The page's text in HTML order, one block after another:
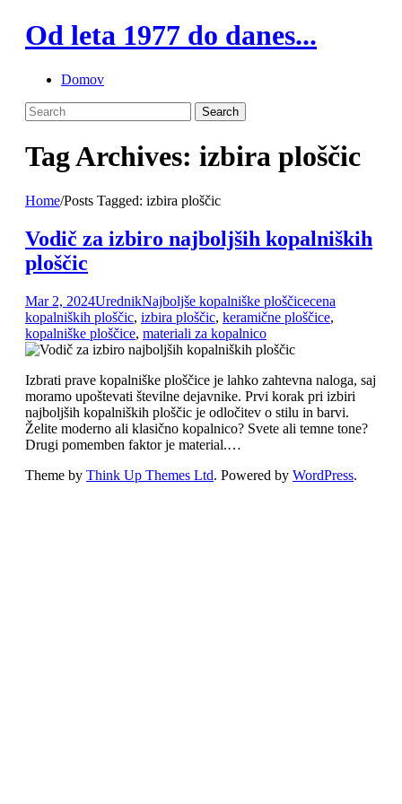
Skip
to
Od leta 1977 do danes...
Domov
Tag Archives: izbira ploščic
Home/Posts Tagged: izbira ploščic
Vodič za izbiro najboljših kopalniških
ploščic
Mar 2, 2024UrednikNajboljše kopalniške ploščicecena
kopalniških ploščic, izbira ploščic, keramične ploščice,
kopalniške ploščice, materiali za kopalnico
Izbrati prave kopalniške ploščice je lahko zahtevna naloga, saj
moramo upoštevati številne dejavnike. Prvi korak pri izbiri
najboljših kopalniških ploščic je odločitev o stilu in barvi.
Želite moderno ali klasično kopalnico? Svete ali temne tone?
Drugi pomemben faktor je material.…
Theme by Think Up Themes Ltd. Powered by WordPress.